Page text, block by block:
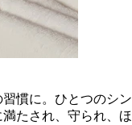
慣に。ひとつのシン
たされ、守られ、ほ